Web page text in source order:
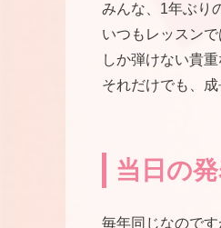
みんな、1年ぶり
いつもレッスン
しか弾けない貴
それだけでも、成
当日の
毎年同じなので